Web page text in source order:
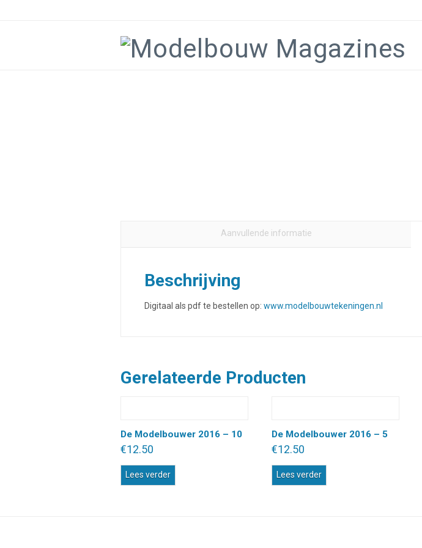
Aanvullende informatie
Beschrijving
Digitaal als pdf te bestellen op: www.modelbouwtekeningen.nl
Gerelateerde Producten
De Modelbouwer 2016 – 10
€12.50
Lees verder
De Modelbouwer 2016 – 5
€12.50
Lees verder